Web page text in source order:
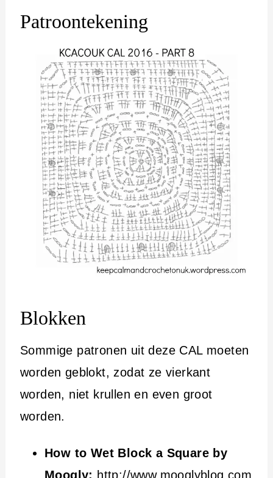
Patroontekening
Blokken
Sommige patronen uit deze CAL moeten
worden geblokt, zodat ze vierkant
worden, niet krullen en even groot
worden.
How to Wet Block a Square by
Moogly: http://www.mooglyblog.com